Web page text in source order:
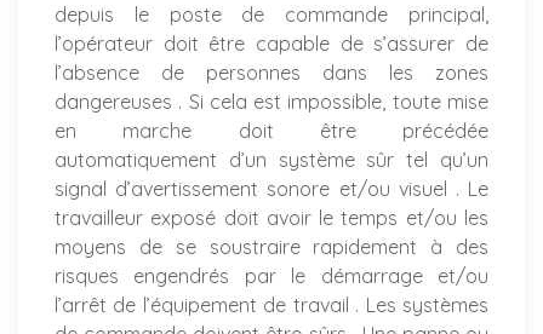
depuis le poste de commande principal,
l’opérateur doit être capable de s’assurer de
l’absence de personnes dans les zones
dangereuses . Si cela est impossible, toute mise
en marche doit être précédée
automatiquement d’un système sûr tel qu’un
signal d’avertissement sonore et/ou visuel . Le
travailleur exposé doit avoir le temps et/ou les
moyens de se soustraire rapidement à des
risques engendrés par le démarrage et/ou
l’arrêt de l’équipement de travail . Les systèmes